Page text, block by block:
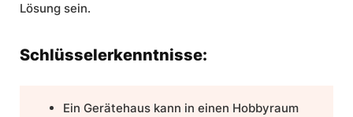
Lösung sein.
Schlüsselerkenntnisse:
Ein Gerätehaus kann in einen Hobbyraum